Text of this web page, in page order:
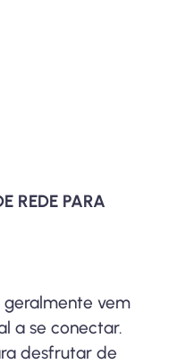
REDE PARA
geralmente vem
a se conectar.
desfrutar de